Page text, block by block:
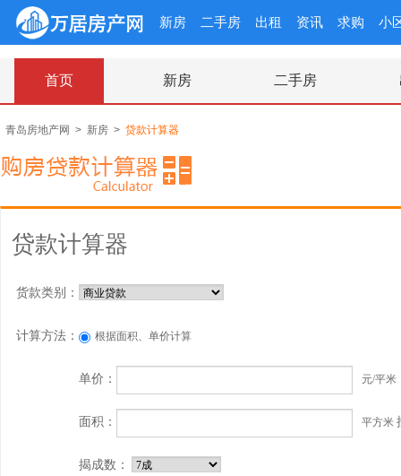
新房 二手房 出租 资讯 求购 小
首页 新房 二手房
青岛房地产网 > 新房 > 贷款计算器
贷款计算器
货款类别：
计算方法： 根据面积、单价计算
单价： 元/平米
面积： 平方米
揭成数：